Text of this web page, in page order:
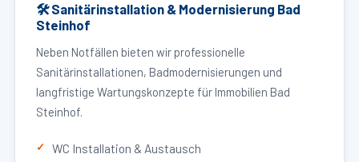
🛠 Sanitärinstallation & Modernisierung Bad
Steinhof
Neben Notfällen bieten wir professionelle
Sanitärinstallationen, Badmodernisierungen und
langfristige Wartungskonzepte für Immobilien Bad
Steinhof.
WC Installation & Austausch